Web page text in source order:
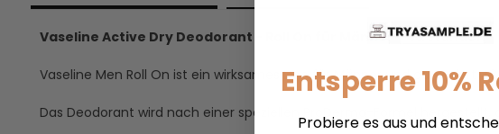
Vaseline Active Dry Deodorant - Roll On für Männer - 48 Stunden
Vaseline Men Roll On ist ein wirksames Deo für Männer und garantiert 48
Das Deodorant wird nach einer speziellen ProDerma-Formel
Entsperre 10%
Probiere es aus und